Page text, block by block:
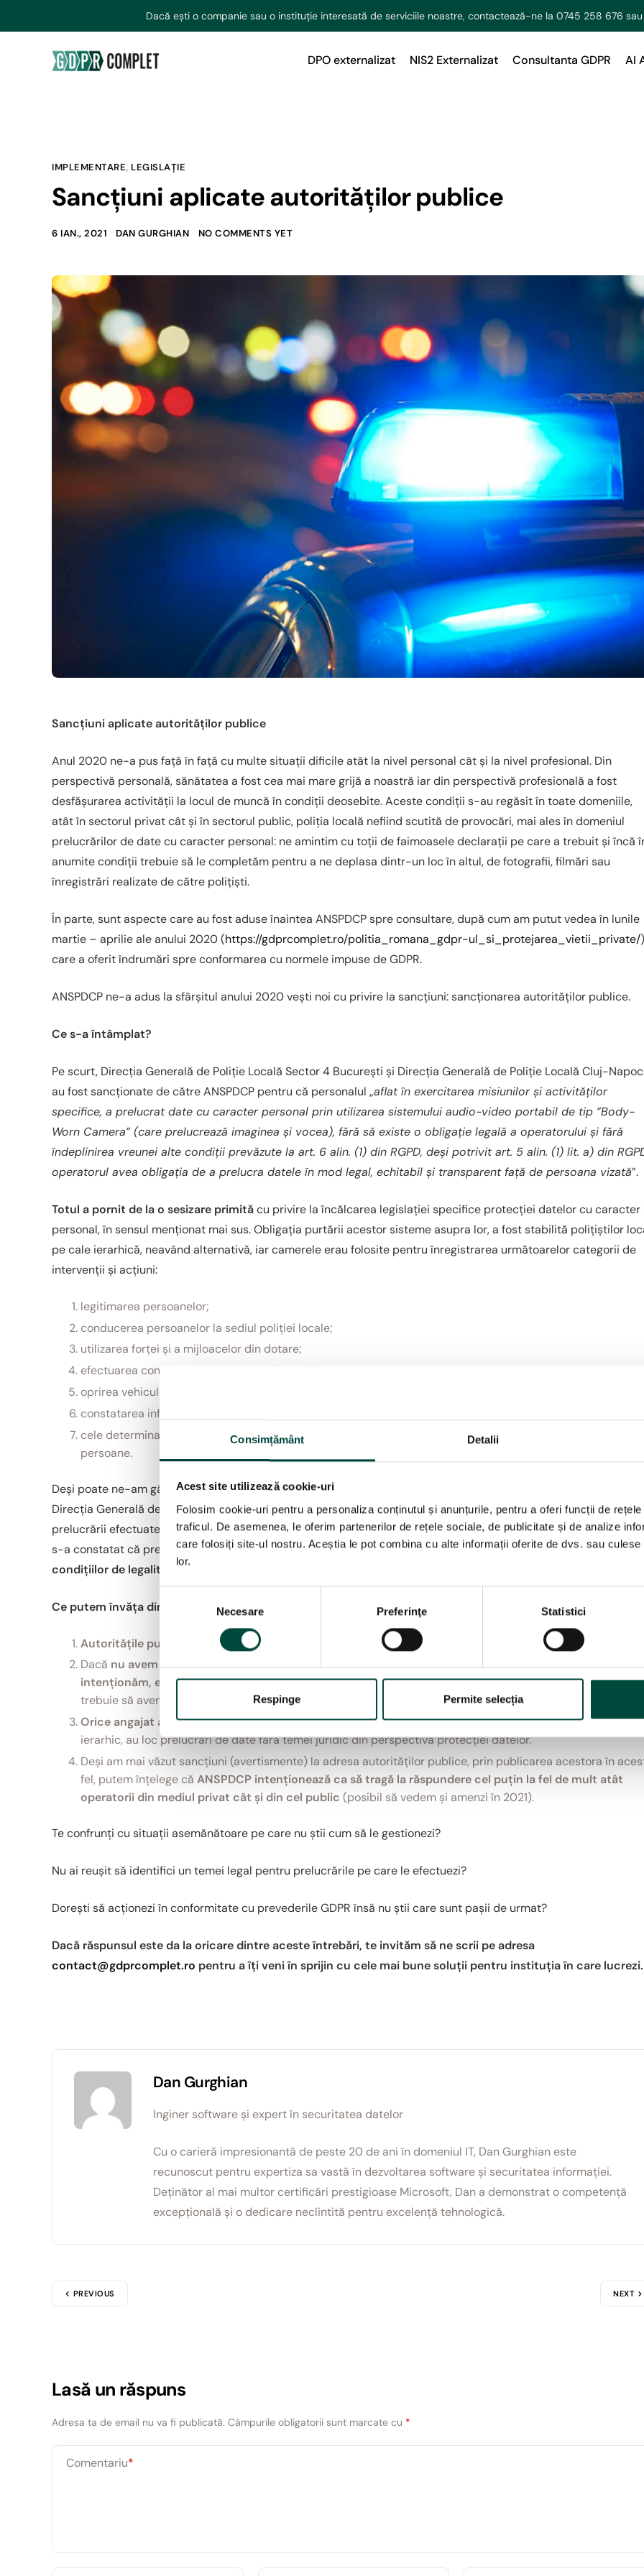
Consimțământ Detalii
Acest site utilizează cookie-uri
Folosim cookie-uri pentru a personaliza conținutul și anunțurile, pentru a oferi funcții de
traficul. De asemenea, le oferim partenerilor de rețele sociale, de publicitate și de analize
care folosiți site-ul nostru. Aceștia le pot combina cu alte informații oferite de dvs. sau
lor.
e
e
ț
i
c
o
n
s
i
ț
m
n
u
Necesare Preferinţe Statistici
Respinge Permite selecția
Dacă ești o companie sau o instituție interesată de serviciile noastre, contactează-ne la 0745 258 676
DPO externalizat NIS2 Externalizat Consultanta GDPR AI
IMPLEMENTARE, LEGISLAȚIE
Sancțiuni aplicate autorităților publice
6 IAN., 2021 DAN GURGHIAN NO COMMENTS YET
Sancțiuni aplicate autorităților publice
Anul 2020 ne-a pus față în față cu multe situații dificile atât la nivel personal cât și la nivel profesional. Din
perspectivă personală, sănătatea a fost cea mai mare grijă a noastră iar din perspectivă profesională a fost
desfășurarea activității la locul de muncă în condiții deosebite. Aceste condiții s-au regăsit în toate domeniile,
atât în sectorul privat cât și în sectorul public, poliția locală nefiind scutită de provocări, mai ales în domeniul
prelucrărilor de date cu caracter personal: ne amintim cu toții de faimoasele declarații pe care a trebuit și încă
anumite condiții trebuie să le completăm pentru a ne deplasa dintr-un loc în altul, de fotografii, filmări sau
înregistrări realizate de către polițiști.
În parte, sunt aspecte care au fost aduse înaintea ANSPDCP spre consultare, după cum am putut vedea în lunile
martie – aprilie ale anului 2020 (https://gdprcomplet.ro/politia_romana_gdpr-ul_si_protejarea_vietii_private/)
care a oferit îndrumări spre conformarea cu normele impuse de GDPR.
ANSPDCP ne-a adus la sfârșitul anului 2020 vești noi cu privire la sancțiuni: sancționarea autorităților publice.
Ce s-a întâmplat?
Pe scurt, Direcția Generală de Poliție Locală Sector 4 București și Direcția Generală de Poliție Locală Cluj-
au fost sancționate de către ANSPDCP pentru că personalul „aflat în exercitarea misiunilor și activităților
specifice, a prelucrat date cu caracter personal prin utilizarea sistemului audio-video portabil de tip ”Body-
Worn Camera” (care prelucrează imaginea și vocea), fără să existe o obligaţie legală a operatorului și fără
îndeplinirea vreunei alte condiții prevăzute la art. 6 alin. (1) din RGPD, deși potrivit art. 5 alin. (1) lit. a) din
operatorul avea obligația de a prelucra datele în mod legal, echitabil și transparent față de persoana vizată”.
Totul a pornit de la o sesizare primităcu privire la încălcarea legislației specifice protecției datelor cu caracter
personal, în sensul menționat mai sus. Obligația purtării acestor sisteme asupra lor, a fost stabilită polițiștilor
pe cale ierarhică, neavând alternativă, iar camerele erau folosite pentru înregistrarea următoarelor categorii de
intervenții și acțiuni:
legitimarea persoanelor;
conducerea persoanelor la sediul poliției locale;
utilizarea forței și a mijloacelor din dotare;
efectuarea controlului coporal sau al bagajului;
oprirea vehiculelor;
constatarea infracțiunilor flagrante și a contravențiilor;
cele determinate de prevenirea unui pericol imminent la adresa vieții, sănătății și integrității fizice a unei
persoane.
Deși poate ne-am gândi că da, există un „interes public” în desfășurarea acestor activități, ANSPDCP ne spune că
Direcția Generală de Poliție Locală nu a putut face dovada respectării art. 6 alin. (1) din RGPD privind legalitatea
prelucrării efectuate prin intermediul sistemului audio-video portabil de tip ”Body-Worn Camera”.În
s-a constatat că prelucrarea datelor cu caracter personal (imagine, voce)s-a efectuat fără îndeplinirea
condițiilor de legalitateprevăzute la art. 6 alin. (1) din RGPD.
Ce putem învăța din aceasta?
Autoritățile publice sunt și acestea la fel de vulnerabile ca și operatorii privați
Dacă nu avem un act normativ care să ne reglementeze o anumită prelucrare de date pe care o
intenționăm, este bine să NU dăm curs acelei prelucrări. În fiecare dintre cazurile de prelucrare de date
trebuie să avem un temei legal (unul din cele șase)!
Orice angajat ar trebui să sesizeze conducerea instituțieiatunci când prin îndeplinirea obligațiilor
ierarhic, au loc prelucrări de date fără temei juridic din perspectiva protecției datelor.
Deși am mai văzut sancțiuni (avertismente) la adresa autorităților publice, prin publicarea acestora în
fel, putem înțelege că ANSPDCP intenționează ca să tragă la răspundere cel puțin la fel de mult atât
operatorii din mediul privat cât și din cel public (posibil să vedem și amenzi în 2021).
Te confrunți cu situații asemănătoare pe care nu știi cum să le gestionezi?
Nu ai reușit să identifici un temei legal pentru prelucrările pe care le efectuezi?
Dorești să acționezi în conformitate cu prevederile GDPR însă nu știi care sunt pașii de urmat?
Dacă răspunsul este da la oricare dintre aceste întrebări, te invităm să ne scrii pe adresa
contact@gdprcomplet.ro pentru a îți veni în sprijin cu cele mai bune soluții pentru instituția în care lucrezi.
Dan Gurghian
Inginer software și expert în securitatea datelor
Cu o carieră impresionantă de peste 20 de ani în domeniul IT, Dan Gurghian este
recunoscut pentru expertiza sa vastă în dezvoltarea software și securitatea informației.
Deținător al mai multor certificări prestigioase Microsoft, Dan a demonstrat o competență
excepțională și o dedicare neclintită pentru excelență tehnologică.
PREVIOUS NEXT
Lasă un răspuns
Adresa ta de email nu va fi publicată. Câmpurile obligatorii sunt marcate cu *
Comentariu*